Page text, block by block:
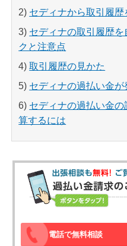
2) セディナから取引履
3) セディナの取引履歴
クと注意点
4)取引履歴の見かた
5) セディナの過払い金
6) セディナの過払い金
算するには
電話で無料相談